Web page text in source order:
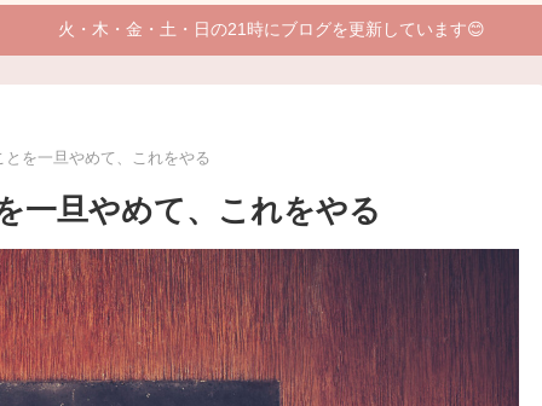
火・木・金・土・日の21時にブログを更新しています😊
を一旦やめて、これをやる
一旦やめて、これをやる